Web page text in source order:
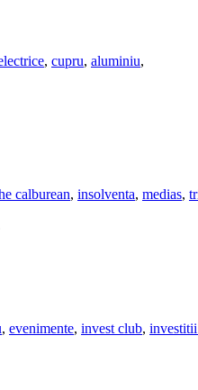
, cupru, aluminiu,
calburean, insolventa, medias,
, evenimente, invest club,